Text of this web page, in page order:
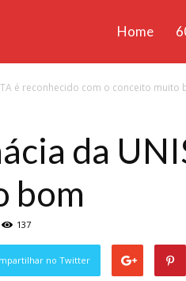
Unisanta
Home
é reconhecido com o conceito muito
da
bom
137
no Twitter